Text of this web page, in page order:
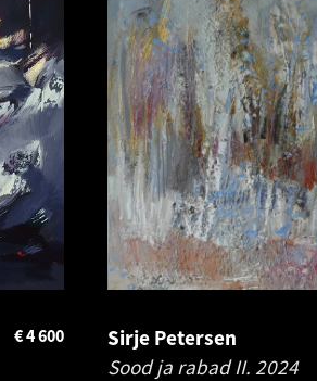
4 600
€
Sirje Petersen
Sood ja rabad II. 2024